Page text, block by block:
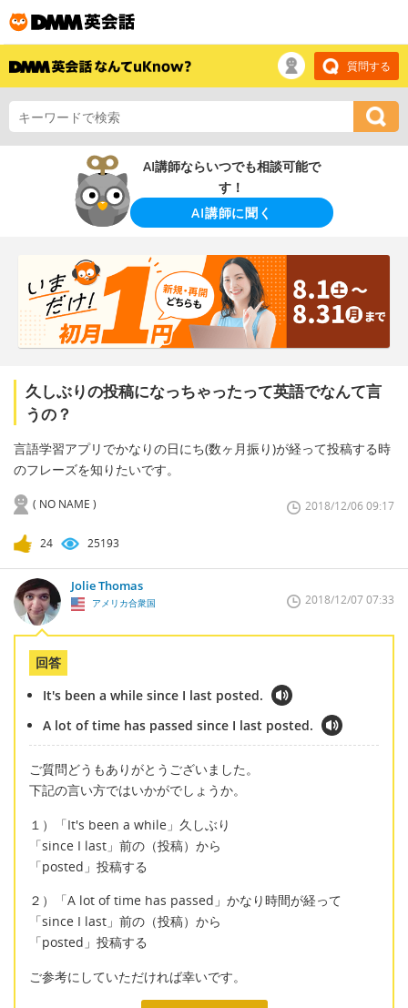
質問する
AI講師ならいつでも相談可能で
す！
AI講師に聞く
久しぶりの投稿になっちゃったって英語でなんて言
うの？
言語学習アプリでかなりの日にち(数ヶ月振り)が経って投稿する時
のフレーズを知りたいです。
( NO NAME ) 2018/12/06 09:17
24 25193
Jolie Thomas
アメリカ合衆国 2018/12/07 07:33
回答
It's been a while since I last posted.
A lot of time has passed since I last posted.
ご質問どうもありがとうございました。
下記の言い方ではいかがでしょうか。
１）「It's been a while」久しぶり
「since I last」前の（投稿）から
「posted」投稿する
２）「A lot of time has passed」かなり時間が経って
「since I last」前の（投稿）から
「posted」投稿する
ご参考にしていただければ幸いです。